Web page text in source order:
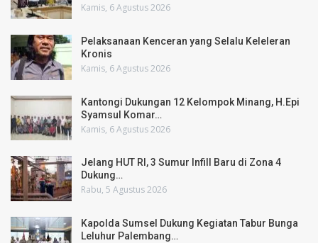
Kamis, 6 Agustus 2026
Pelaksanaan Kenceran yang Selalu Keleleran
Kronis
Kamis, 6 Agustus 2026
Kantongi Dukungan 12 Kelompok Minang, H.Epi
Syamsul Komar…
Kamis, 6 Agustus 2026
Jelang HUT RI, 3 Sumur Infill Baru di Zona 4
Dukung…
Rabu, 5 Agustus 2026
Kapolda Sumsel Dukung Kegiatan Tabur Bunga
Leluhur Palembang…